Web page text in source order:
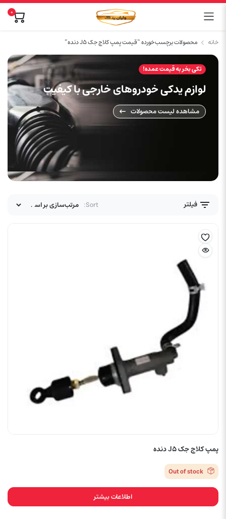
0
خانه محصولات برچسب خورده “قیمت پمپ کلاچ جک J5 دنده”
تکی بخر به قیمت عمده!
لوازم یدکی خودروهای خارجی با کیفیت
مشاهده لیست محصولات
فیلتر Sort:
پمپ کلاچ جک J5 دنده
Out of stock
اطلاعات بیشتر